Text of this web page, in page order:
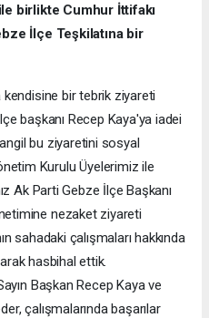
birlikte Cumhur İttifakı
İlçe Teşkilatına bir
kendisine bir tebrik ziyareti
başkanı Recep Kaya'ya iadei
bu ziyaretini sosyal
Kurulu Üyelerimiz ile
Ak Parti Gebze İlçe Başkanı
nezaket ziyareti
sahadaki çalışmaları hakkında
hasbihal ettik.
Başkan Recep Kaya ve
çalışmalarında başarılar